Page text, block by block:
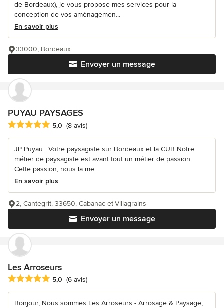
de Bordeaux), je vous propose mes services pour la
conception de vos aménagemen...
En savoir plus
Envoyer un message
33000, Bordeaux
PUYAU PAYSAGES
Note moyenne : 5 étoiles sur 5
5,0 (8 avis)
JP Puyau : Votre paysagiste sur Bordeaux et la CUB Notre
métier de paysagiste est avant tout un métier de passion.
Cette passion, nous la me...
En savoir plus
Envoyer un message
2, Cantegrit, 33650, Cabanac-et-Villagrains
Les Arroseurs
Note moyenne : 5 étoiles sur 5
5,0 (6 avis)
Bonjour, Nous sommes Les Arroseurs - Arrosage & Paysage,